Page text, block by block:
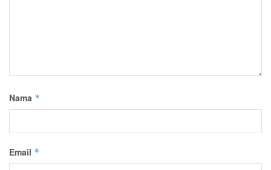
Nama *
Email *